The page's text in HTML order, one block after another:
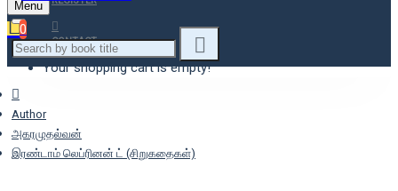
CONTACT
Menu
0
Your shopping cart is empty!
Author
அகரமுதல்வன்
இரண்டாம் லெப்ரினன் ட் (சிறுகதைகள்)